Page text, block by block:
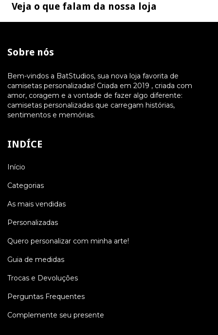
Veja o que falam da nossa loja
Sobre nós
Bem-vindos a BatStudios, sua nova loja favorita de
camisetas personalizadas! Criada em 2019 , criada com
amor, coragem e a vontade de fazer algo diferente:
camisetas personalizadas que carregam histórias,
sentimentos e memórias.
INDÍCE
Início
Categorias
As mais vendidas
Personalizadas
Quero personalizar com minha arte!
Guia de medidas
Trocas e Devoluções
Perguntas Frequentes
Complemente seu presente